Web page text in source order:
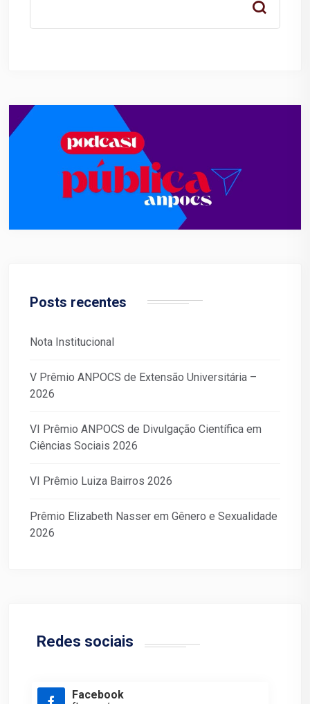
Posts recentes
Nota Institucional
V Prêmio ANPOCS de Extensão Universitária –
2026
VI Prêmio ANPOCS de Divulgação Científica em
Ciências Sociais 2026
VI Prêmio Luiza Bairros 2026
Prêmio Elizabeth Nasser em Gênero e Sexualidade
2026
Redes sociais
Facebook